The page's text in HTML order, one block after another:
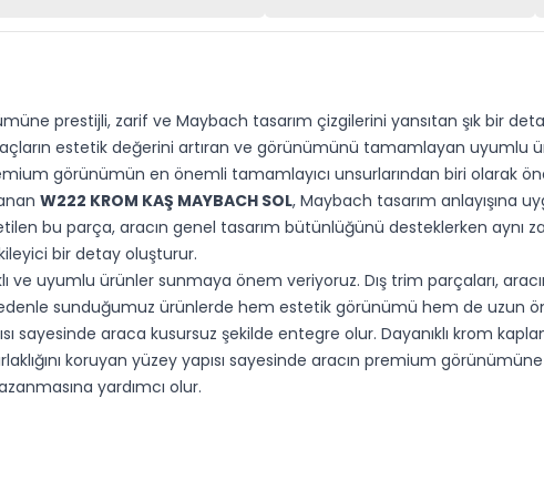
prestijli, zarif ve Maybach tasarım çizgilerini yansıtan şık bir
estetik değerini artıran ve görünümünü tamamlayan uyumlu
görünümün en önemli tamamlayıcı unsurlarından biri olarak
W222 KROM KAŞ MAYBACH SOL, Maybach tasarım anlayışına
bu parça, aracın genel tasarım bütünlüğünü desteklerken aynı
bir detay oluşturur.
ve uyumlu ürünler sunmaya önem veriyoruz. Dış trim parçaları,
sunduğumuz ürünlerde hem estetik görünümü hem de uzun
sayesinde araca kusursuz şekilde entegre olur. Dayanıklı krom
koruyan yüzey yapısı sayesinde aracın premium
yardımcı olur.